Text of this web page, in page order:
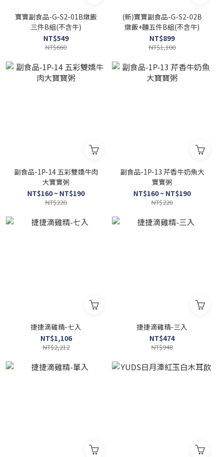
寶寶副食品-G-S2-01B燉飯
三件B組(不含牛)
NT$549
NT$660
(新)寶寶副食品-G-S2-02B
燉飯+麵五件B組(不含牛)
NT$899
NT$1,100
副食品-1P-14 五彩雙嬌牛肉
大寶寶粥
NT$160 ~ NT$190
NT$220
副食品-1P-13 芹香牛奶魚大
寶寶粥
NT$160 ~ NT$190
NT$220
捷捷滴雞精-七入
NT$1,106
NT$2,212
捷捷滴雞精-三入
NT$474
NT$948